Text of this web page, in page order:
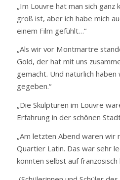
„Im Louvre hat man sich ganz
groß ist, aber ich habe mich
einem Film gefühlt…“
„Als wir vor Montmartre
Gold, der hat mit uns
gemacht. Und natürlich haben
gegeben.“
„Die Skulpturen im Louvre
Erfahrung in der schönen
„Am letzten Abend waren wir
Quartier Latin. Das war sehr
konnten selbst auf französisch